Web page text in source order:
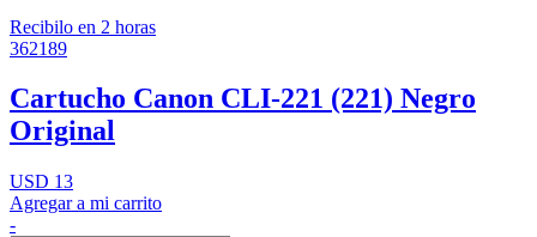
Recibilo en 2 horas
362189
Cartucho Canon CLI-221 (221) Negro
Original
USD 13
Agregar a mi carrito
-